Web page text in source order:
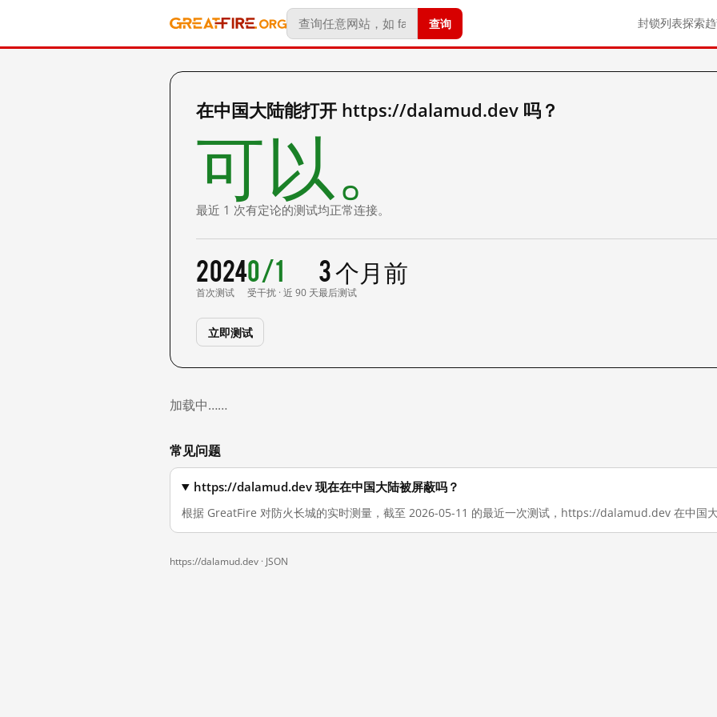
查询 封锁列表探索
在中国大陆能打开 https://dalamud.dev 吗？
可以。
最近 1 次有定论的测试均正常连接。
2024
首次测试
0/1
受干扰 · 近 90 天
3 个月前
最后测试
立即测试
加载中……
常见问题
https://dalamud.dev 现在在中国大陆被屏蔽吗？
根据 GreatFire 对防火长城的实时测量，截至 2026-05-11 的最近一次测试，https://dalamud.dev 在中国大
https://dalamud.dev · JSON